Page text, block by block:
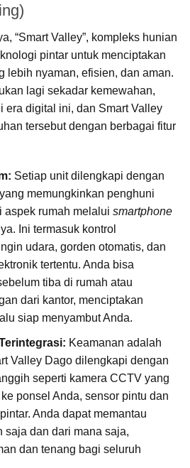
“Smart Valley”, kompleks hunian
pintar untuk menciptakan
lebih nyaman, efisien, dan aman.
lagi sekadar kemewahan,
era digital ini, dan Smart Valley
tersebut dengan berbagai fitur
Setiap unit dilengkapi dengan
memungkinkan penghuni
aspek rumah melalui smartphone
Ini termasuk kontrol
udara, gorden otomatis, dan
tertentu. Anda bisa
tiba di rumah atau
dari kantor, menciptakan
siap menyambut Anda.
Keamanan adalah
Valley Dago dilengkapi dengan
seperti kamera CCTV yang
ponsel Anda, sensor pintu dan
Anda dapat memantau
saja dan dari mana saja,
dan tenang bagi seluruh